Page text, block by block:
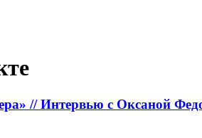
// Интервью с Оксаной